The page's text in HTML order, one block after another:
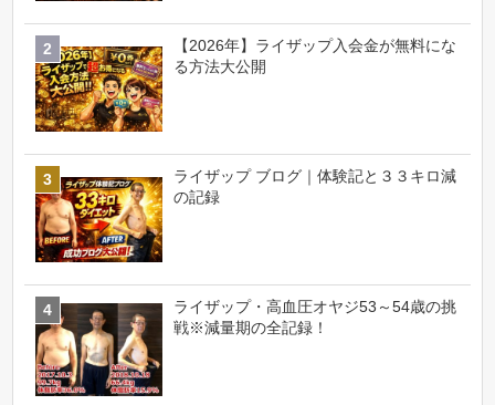
【2026年】ライザップ入会金が無料にな
る方法大公開
ライザップ ブログ｜体験記と３３キロ減
の記録
ライザップ・高血圧オヤジ53～54歳の挑
戦※減量期の全記録！